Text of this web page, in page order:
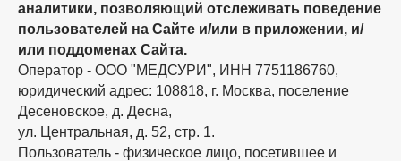
аналитики, позволяющий отслеживать поведение
пользователей на Сайте и/или в приложении, и/
или поддоменах Сайта.
Оператор - ООО "МЕДСУРИ", ИНН 7751186760,
юридический адрес: 108818, г. Москва, поселение
Десеновское, д. Десна,
ул. Центральная, д. 52, стр. 1.
Пользователь - физическое лицо, посетившее и